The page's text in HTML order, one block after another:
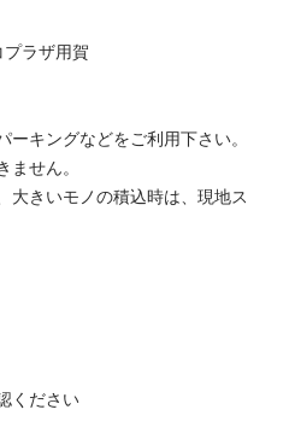
ラザ用賀
キングなどをご利用下さい。
ません。
きいモノの積込時は、現地ス
ください